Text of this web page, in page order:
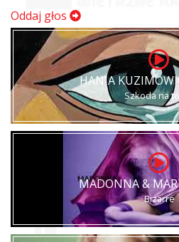
Oddaj głos
HANIA
Szkoda na
MADONNA &
Bizarre